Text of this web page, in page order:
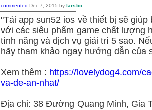
commented Dec 7, 2015 by larsbo
"Tải app sun52 ios về thiết bị sẽ
với các siêu phẩm game chất lượng
tính năng và dịch vụ giải trí 5 sao.
hãy tham khảo ngay hướng dẫn của
Xem thêm : https://lovelydog4.com/
va-de-an-nhat/
Địa chỉ: 38 Đường Quang Minh, Gia